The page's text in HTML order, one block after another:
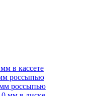
в кассете
россыпью
россыпью